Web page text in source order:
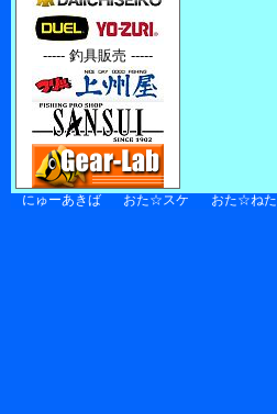
----- 釣具販売 -----
にゅーあきば おた☆スケ おた☆ねた